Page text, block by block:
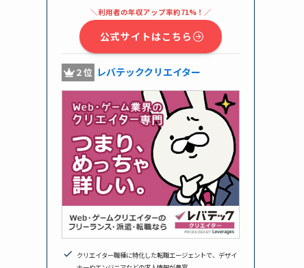
＼利用者の年収アップ率約71%！／
公式サイトはこちら
２位 レバテッククリエイター
クリエイター職種に特化した転職エージェントで、デザイ